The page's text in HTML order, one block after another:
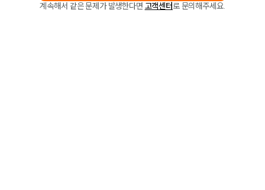
계속해서 같은 문제가 발생한다면 고객센터로 문의해주세요.